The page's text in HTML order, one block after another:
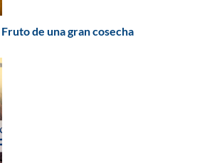
de una gran cosecha